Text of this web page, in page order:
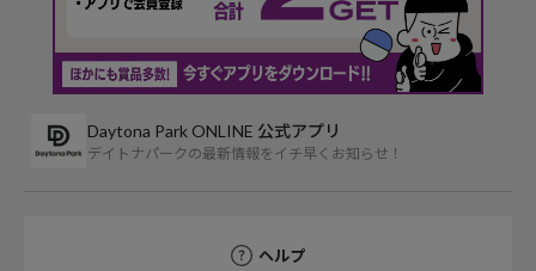
Daytona Park ONLINE 公式アプリ
デイトナパークの最新情報をイチ早くお知らせ！
ヘルプ